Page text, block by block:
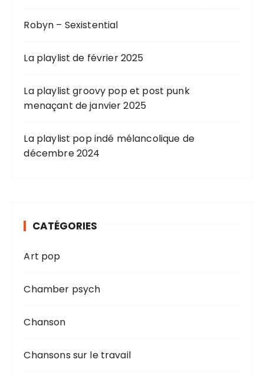
Robyn – Sexistential
La playlist de février 2025
La playlist groovy pop et post punk
menaçant de janvier 2025
La playlist pop indé mélancolique de
décembre 2024
CATÉGORIES
Art pop
Chamber psych
Chanson
Chansons sur le travail